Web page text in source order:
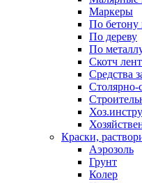
Маркеры
По
По дереву
По
Скотч
Средства
Столярно-
Краски,
Аэрозоль
Грунт
Колер